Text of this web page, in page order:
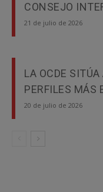
CONSEJO
21 de julio de 2026
LA OCDE
PERFILES MÁS
20 de julio de 2026